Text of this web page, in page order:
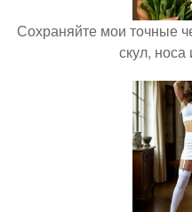
Сохраняйте мои точные
скул, носа